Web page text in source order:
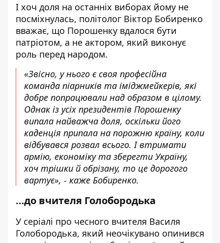
І хоч доля на останніх виборах йому не
посміхнулась, політолог Віктор Бобиренко
вважає, що Порошенку вдалося бути
патріотом, а не актором, який виконує
роль перед народом.
«Звісно, у нього є своя професійна
команда піарників та іміджмейкерів, які
добре попрацювали над образом в цілому.
Однак із усіх президентів Порошенку
випала найважча доля, оскільки його
каденція припала на порожню країну, коли
відбувався розвал всього. І втримати
армію, економіку та зберегти Україну,
хоч трішки й обрізану, то це дорогого
вартує», - каже Бобиренко.
…до вчителя Голобородька
У серіалі про чесного вчителя Василя
Голобородька, який неочікувано опинився